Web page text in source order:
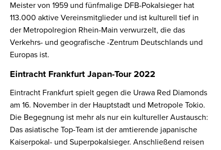
Meister von 1959 und fünfmalige DFB-Pokalsieger hat
113.000 aktive Vereinsmitglieder und ist kulturell tief in
der Metropolregion Rhein-Main verwurzelt, die das
Verkehrs- und geografische -Zentrum Deutschlands und
Europas ist.
Eintracht Frankfurt Japan-Tour 2022
Eintracht Frankfurt spielt gegen die Urawa Red Diamonds
am 16. November in der Hauptstadt und Metropole Tokio.
Die Begegnung ist mehr als nur ein kultureller Austausch:
Das asiatische Top-Team ist der amtierende japanische
Kaiserpokal- und Superpokalsieger. Anschließend reisen